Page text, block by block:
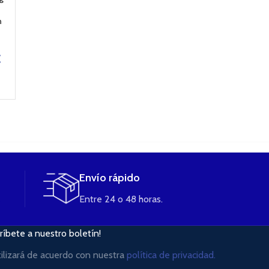
Envío rápido
Entre 24 o 48 horas.
a nuestro boletín!
de acuerdo con nuestra política de privacidad.